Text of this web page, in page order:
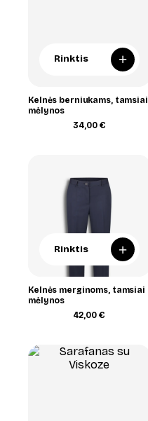
Rinktis +
Kelnės berniukams, tamsiai
mėlynos
34,00 €
Rinktis +
Kelnės merginoms, tamsiai
mėlynos
42,00€